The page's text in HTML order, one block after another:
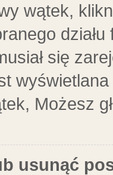
wątek,
się
Możesz
usunąć